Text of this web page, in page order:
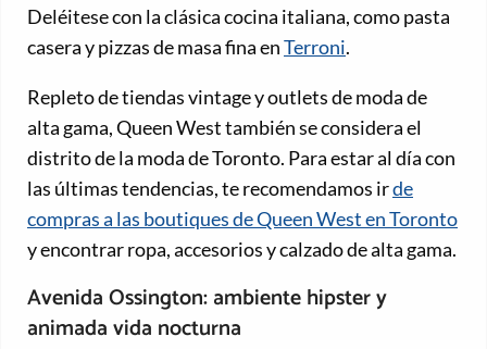
Deléitese con la clásica cocina italiana, como pasta
casera y pizzas de masa fina enTerroni.
Repleto de tiendas vintage y outlets de moda de
alta gama, Queen West también se considera el
distrito de la moda de Toronto. Para estar al día con
las últimas tendencias, te recomendamos irde
compras a las boutiques de Queen West en Toronto
y encontrar ropa, accesorios y calzado de alta gama.
Avenida Ossington: ambiente hipster y
animada vida nocturna